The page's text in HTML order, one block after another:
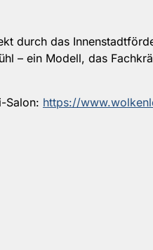
durch das
– ein Modell, das
Salon: https://